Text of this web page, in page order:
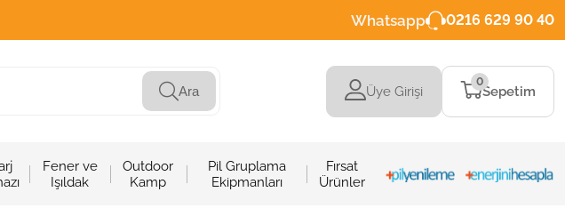
Whatsapp 0216 629 90 40
Ara Üye Girişi Sepetim
0
Fener ve
Işıldak
Outdoor
Kamp
Pil Gruplama
Ekipmanları
Fırsat
Ürünler